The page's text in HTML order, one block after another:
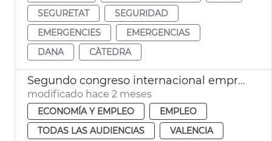
SEGURETAT
SEGURIDAD
EMERGENCIES
EMERGENCIAS
DANA
CÀTEDRA
Segundo congreso internacional emprendimiento València
modificado hace 2 meses
ECONOMÍA Y EMPLEO
EMPLEO
TODAS LAS AUDIENCIAS
VALENCIA